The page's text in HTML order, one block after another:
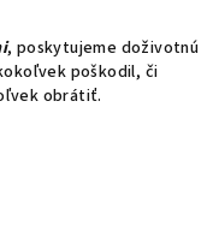
, poskytujeme doživotnú
poškodil, či
obrátiť.